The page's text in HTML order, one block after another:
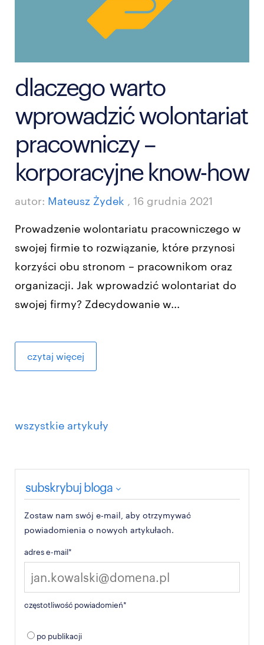
dlaczego warto
wprowadzić wolontariat
pracowniczy –
korporacyjne know-how
autor: Mateusz Żydek , 16 grudnia 2021
Prowadzenie wolontariatu pracowniczego w
swojej firmie to rozwiązanie, które przynosi
korzyści obu stronom – pracownikom oraz
organizacji. Jak wprowadzić wolontariat do
swojej firmy? Zdecydowanie w...
czytaj więcej
wszystkie artykuły
subskrybuj bloga
Zostaw nam swój e-mail, aby otrzymywać
powiadomienia o nowych artykułach.
adres e-mail*
częstotliwość powiadomień*
po publikacji